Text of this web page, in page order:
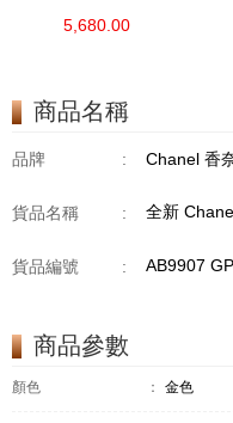
5,680.00
商品名稱
品牌 : Chanel 香
貨品名稱 : 全新
貨品編號 : AB9907 GP
商品參數
顏色 ： 金色